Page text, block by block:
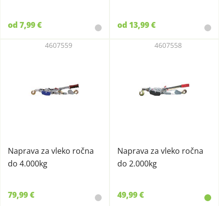
od 7,99 € od 13,99 €
Naprava za vleko ročna
do 4.000kg
4607559
79,99 €
Naprava za vleko ročna
do 2.000kg
4607558
49,99 €